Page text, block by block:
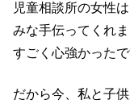
児童相談所の女性
みな手伝ってくれま
すごく心強かったで
だから今、私と子